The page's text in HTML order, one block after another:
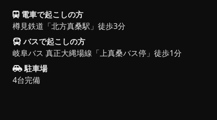
電車で起こしの方
樽見鉄道「北方真桑駅」徒歩3分
バスで起こしの方
岐阜バス 真正大縄場線「上真桑バス停」徒歩1分
駐車場
4台完備